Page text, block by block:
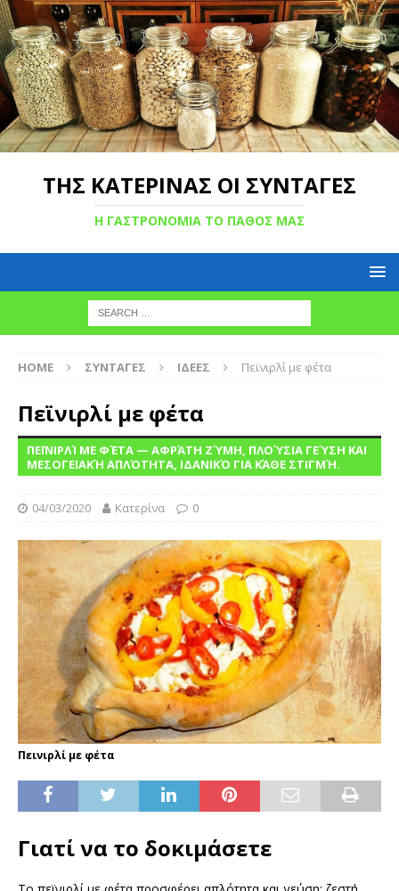
ΤΗΣ ΚΑΤΕΡΙΝΑΣ ΟΙ ΣΥΝΤΑΓΕΣ
Η ΓΑΣΤΡΟΝΟΜΙΑ ΤΟ ΠΑΘΟΣ ΜΑΣ
HOME ΣΥΝΤΑΓΕΣ ΙΔΕΕΣ Πεϊνιρλί με φέτα
Πεϊνιρλί με φέτα
ΠΕΪΝΙΡΛΊ ΜΕ ΦΈΤΑ — ΑΦΡΆΤΗ ΖΎΜΗ, ΠΛΟΎΣΙΑ ΓΕΎΣΗ ΚΑΙ
ΜΕΣΟΓΕΙΑΚΉ ΑΠΛΌΤΗΤΑ, ΙΔΑΝΙΚΌ ΓΙΑ ΚΆΘΕ ΣΤΙΓΜΉ.
04/03/2020 Κατερίνα 0
Πεινιρλί με φέτα
Γιατί να το δοκιμάσετε